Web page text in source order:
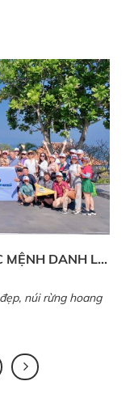
“RỰC RỠ MÙA HÈ TẠI NƠI ĐƯỢC MỆNH DANH LÀ THIÊN ĐƯỜNG BIỂN ĐẢO – BALI. CÙNG ĐOÀN CÔNG TY CỔ PHẦN QUỐC TẾ ESEUN ĐÃ CÓ MỘT TRẢI NGHIỆM KHÓ QUÊN Ở BALI”
núi rừng hoang